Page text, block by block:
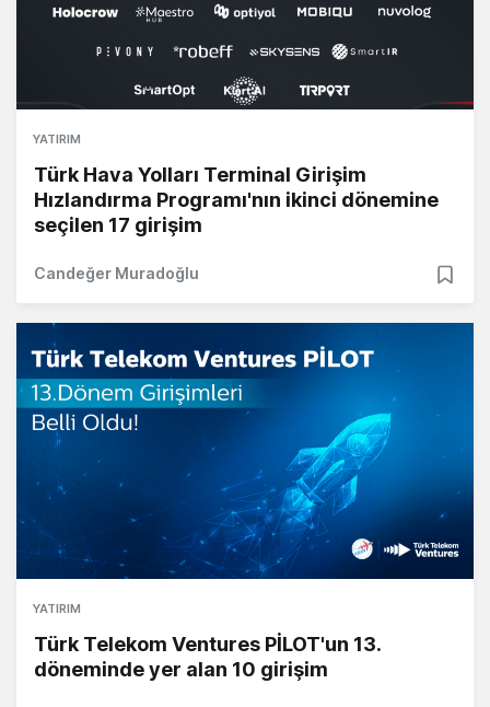
YATIRIM
Türk Hava Yolları Terminal Girişim
Hızlandırma Programı'nın ikinci dönemine
seçilen 17 girişim
Candeğer Muradoğlu
YATIRIM
Türk Telekom Ventures PİLOT'un 13.
döneminde yer alan 10 girişim